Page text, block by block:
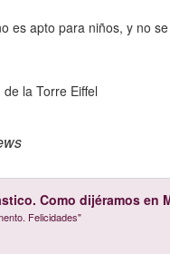
es apto para niños, y no
la Torre Eiffel
Como dijéramos en
Felicidades"